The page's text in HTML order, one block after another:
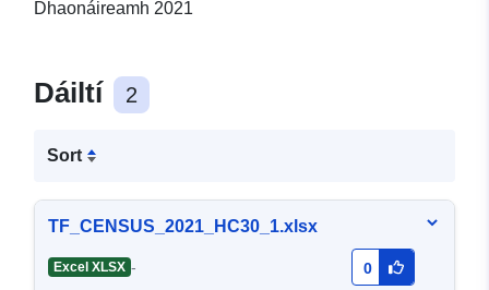
Dhaonáireamh 2021
Dáiltí 2
Sort
TF_CENSUS_2021_HC30_1.xlsx
Excel XLSX - 0